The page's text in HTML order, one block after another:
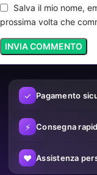
Salva il mio nome,
prossima volta che
✓ Pagamento
⚡ Consegna
♥ Assistenza